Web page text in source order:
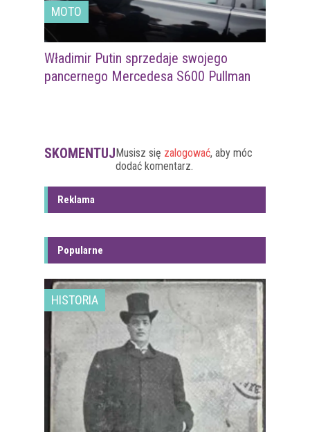
MOTO
Władimir Putin sprzedaje swojego
pancernego Mercedesa S600 Pullman
SKOMENTUJMusisz się zalogować, aby móc
dodać komentarz.
Reklama
Popularne
HISTORIA